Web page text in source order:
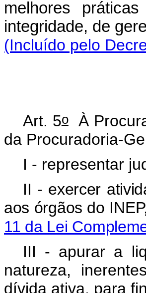
melhores
integridade, de
(Incluído pelo
Art. 5oÀ
da Procuradoria-
I - representar
II - exercer
aos órgãos do
11 da Lei
III - apurar a
natureza,
dívida ativa, para